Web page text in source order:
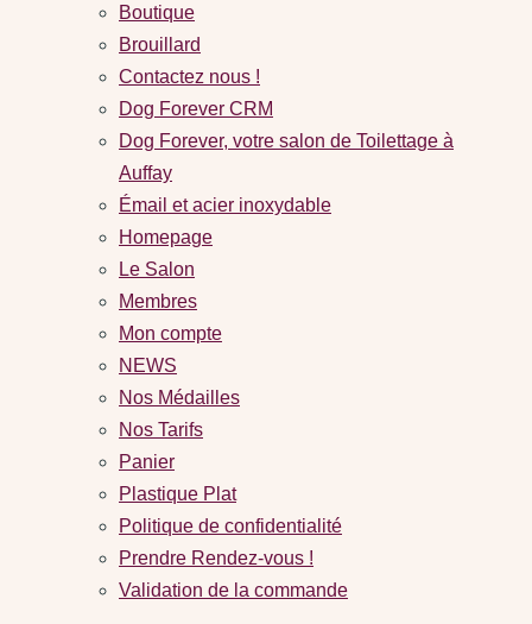
Boutique
Brouillard
Contactez nous !
Dog Forever CRM
Dog Forever, votre salon de Toilettage à
Auffay
Émail et acier inoxydable
Homepage
Le Salon
Membres
Mon compte
NEWS
Nos Médailles
Nos Tarifs
Panier
Plastique Plat
Politique de confidentialité
Prendre Rendez-vous !
Validation de la commande